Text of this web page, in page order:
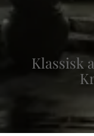
Klassisk